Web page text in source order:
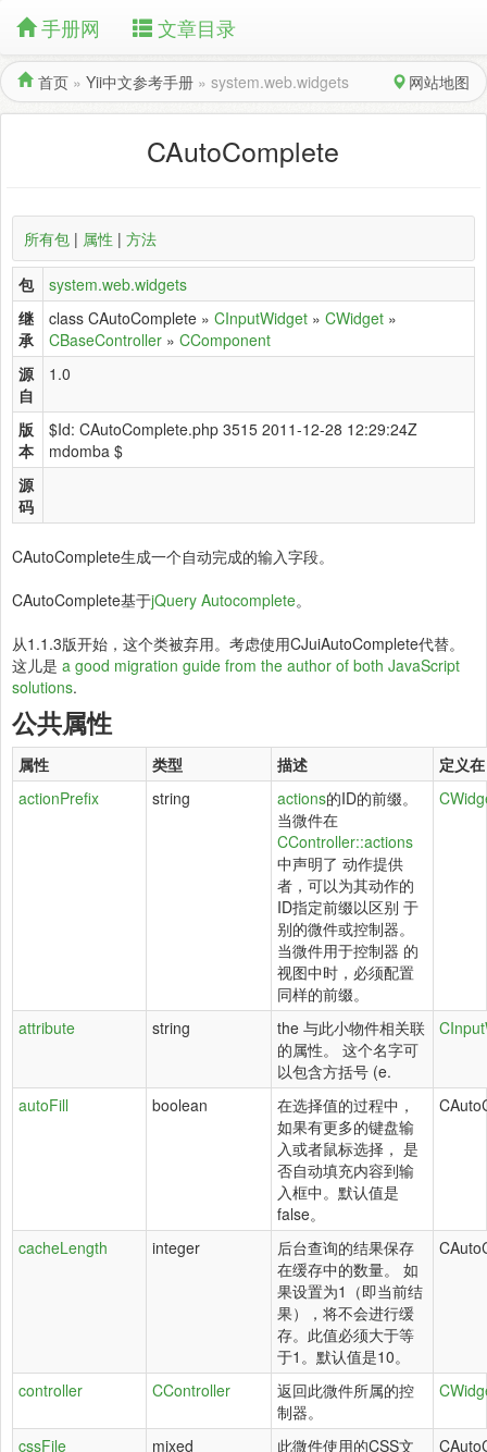
手册网 文章目录
首页 » Yii中文参考手册 » system.web.widgets 网站地图
CAutoComplete
所有包 | 属性 | 方法
包
system.web.widgets
继
承
class CAutoComplete » CInputWidget » CWidget »
CBaseController » CComponent
源
自
1.0
版
本
$Id: CAutoComplete.php 3515 2011-12-28 12:29:24Z
mdomba $
源
码
CAutoComplete生成一个自动完成的输入字段。
CAutoComplete基于jQuery Autocomplete。
从1.1.3版开始，这个类被弃用。考虑使用CJuiAutoComplete代替。
这儿是 a good migration guide from the author of both JavaScript
solutions.
公共属性
属性 类型 描述
定义在
actionPrefix
string actions的ID的前缀。
当微件在
CController::actions
中声明了 动作提供
者，可以为其动作的
ID指定前缀以区别 于
别的微件或控制器。
当微件用于控制器 的
视图中时，必须配置
同样的前缀。
attribute string
the 与此小物件相关联
的属性。 这个名字可
以包含方括号 (e.
autoFill boolean
在选择值的过程中，
如果有更多的键盘输
入或者鼠标选择， 是
否自动填充内容到输
入框中。默认值是
false。
cacheLength integer
后台查询的结果保存
在缓存中的数量。 如
果设置为1（即当前结
果），将不会进行缓
存。此值必须大于等
于1。默认值是10。
controller CController
返回此微件所属的控
制器。
cssFile mixed
此微件使用的CSS文